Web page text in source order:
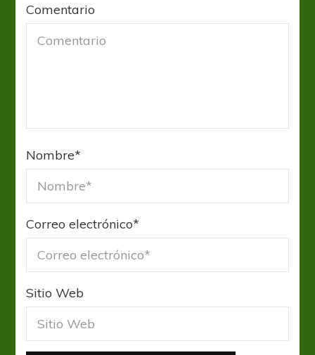
Comentario
Nombre*
Correo electrónico*
Sitio Web